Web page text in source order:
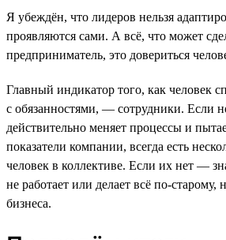
Я убеждён, что лидеров нельзя
проявляются сами. А всё, что может
предприниматель, это довериться
Главный индикатор того, как человек
с обязанностями, — сотрудники. Если
действительно меняет процессы и
показатели компании, всегда есть
человек в коллективе. Если их нет —
не работает или делает всё по-старому,
бизнеса.